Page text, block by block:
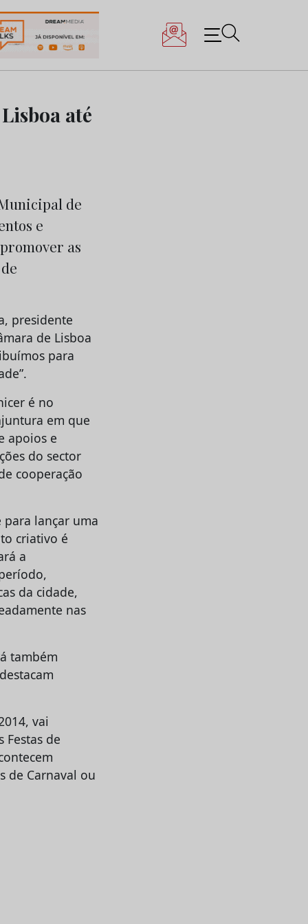
até
de
e
as
presidente
de Lisboa
para
é no
em que
apoios e
do sector
cooperação
para lançar uma
criativo é
a
da cidade,
nas
também
vai
Festas de
de Carnaval ou